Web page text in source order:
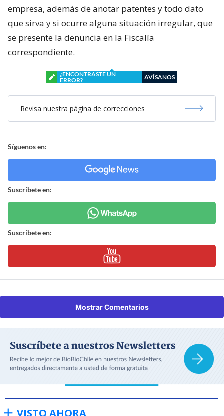
empresa, además de anotar patentes y todo dato
que sirva y si ocurre alguna situación irregular, que
se presente la denuncia en la Fiscalía
correspondiente.
¿ENCONTRASTE UN
ERROR?
AVÍSANOS
Revisa nuestra página de correcciones
Síguenos en:
Suscríbete en:
Suscríbete en:
Mostrar Comentarios
VISTO AHORA